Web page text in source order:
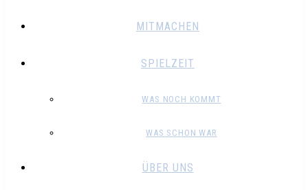
MITMACHEN
SPIELZEIT
WAS NOCH KOMMT
WAS SCHON WAR
ÜBER UNS